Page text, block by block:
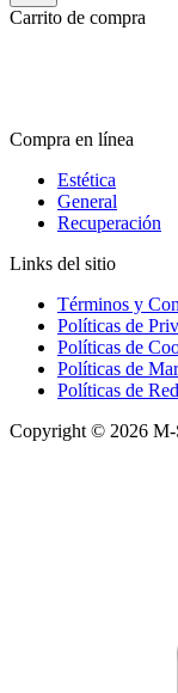
Carrito de compra
Compra en línea
Estética
General
Recuperación
Links del sitio
Términos y
Políticas de
Políticas de
Políticas de
Políticas de
Copyright © 2026 M-